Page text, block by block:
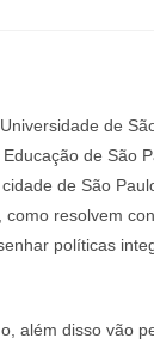
de
de São
de São
resolvem
políticas
além disso vão